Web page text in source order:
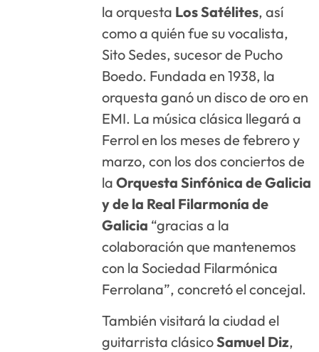
la orquesta Los Satélites, así
como a quién fue su vocalista,
Sito Sedes, sucesor de Pucho
Boedo. Fundada en 1938, la
orquesta ganó un disco de oro en
EMI. La música clásica llegará a
Ferrol en los meses de febrero y
marzo, con los dos conciertos de
laOrquesta Sinfónica de Galicia
y de la Real Filarmonía de
Galicia “gracias a la
colaboración que mantenemos
con la Sociedad Filarmónica
Ferrolana”, concretó el concejal.
También visitará la ciudad el
guitarrista clásicoSamuel Diz,